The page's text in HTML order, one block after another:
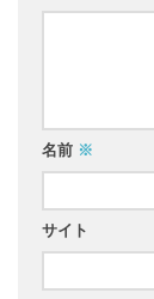
名前 ※
サイト